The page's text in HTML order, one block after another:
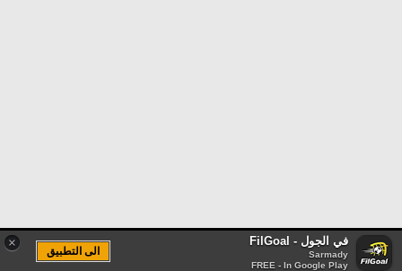
× في الجول - FilGoal
Sarmady
FREE - In Google Play
الى التطبيق